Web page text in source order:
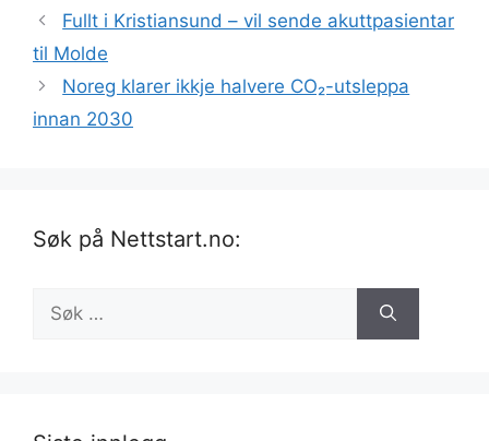
Fullt i Kristiansund – vil sende akuttpasientar
til Molde
Noreg klarer ikkje halvere CO₂-utsleppa
innan 2030
Søk på Nettstart.no:
etter: